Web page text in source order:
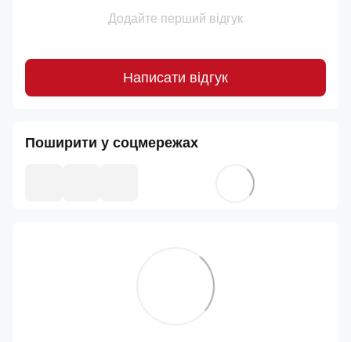
Додайте перший відгук
Написати відгук
Поширити у соцмережах